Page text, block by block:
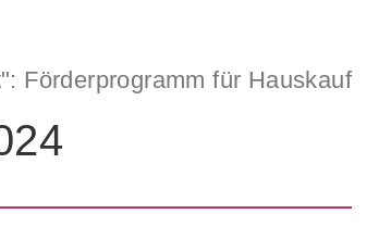
Förderprogramm für Hauskauf